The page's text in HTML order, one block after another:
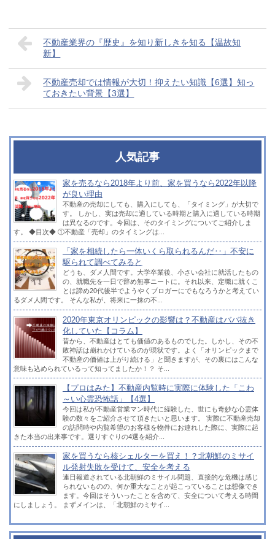
不動産業界の『歴史』を知り新しきを知る【温故知
新】
不動産売却では情報が大切！抑えたい知識【6選】知っ
ておきたい背景【3選】
人気記事
家を売るなら2018年より前、家を買うなら2022年以降
が良い理由
不動産の売却にしても、購入にしても、「タイミング」が大切で
す。 しかし、実は売却に適している時期と購入に適している時期
は異なるのです。今回は、そのタイミングについてご紹介しま
す。 ◆目次◆ ①不動産「売却」のタイミングは...
「家を相続したら一体いくら取られるんだ‥」不安に
駆られて調べてみると
どうも、ダメ人間です。大学卒業後、小さい会社に就活したもの
の、就職先を一日で辞め無事ニートに。それ以来、定職に就くこ
とは諦め20代後半でようやくブロガーにでもなろうかと考えてい
るダメ人間です。 そんな私が、将来に一抹の不...
2020年東京オリンピックの影響は？不動産はババ抜き
化していた【コラム】
昔から、不動産はとても価値のあるものでした。しかし、その不
敗神話は崩れかけているのが現状です。よく「オリンピックまで
不動産の価値は上がり続ける」と聞きますが、その裏にはこんな
意味も込められているって知ってましたか！？ そ...
【プロはみた】不動産内覧時に実際に体験した「こわ
～い心霊恐怖話」【4選】
今回は私が不動産営業マン時代に経験した、世にも奇妙な心霊体
験の数々をご紹介させて頂きたいと思います。 実際に不動産売却
の訪問時や内覧希望のお客様を物件にお連れした際に、実際に起
きた本当の出来事です。選りすぐりの4選を紹介...
家を買うなら核シェルターを買え！？北朝鮮のミサイ
ル発射失敗を受けて、安全を考える
連日報道されている北朝鮮のミサイル問題、直接的な危機は感じ
られないものの、何か重大なことが起こっていることは想像でき
ます。今回はそういったことを含めて、安全について考える時間
にしましょう。 まずメインは、「北朝鮮のミサイ...